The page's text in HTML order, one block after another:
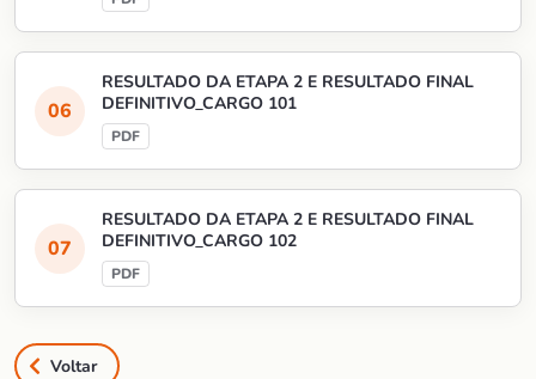
RESULTADO DA ETAPA 2 E RESULTADO FINAL
DEFINITIVO_CARGO 101
RESULTADO DA ETAPA 2 E RESULTADO FINAL
DEFINITIVO_CARGO 102
Voltar